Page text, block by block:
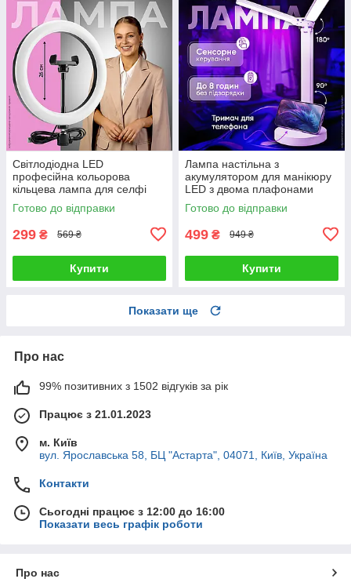
Світлодіодна LED
професійна кольорова
кільцева лампа для селфі
блогерів предметної зйомки
26 см для фото і відео
Готово до відправки
299 ₴ 569 ₴
Купити
Лампа настільна з
акумулятором для манікюру
LED з двома плафонами
підставкою для телефону
сенсорним керуванням 3
Готово до відправки
499 ₴ 949 ₴
Купити
Показати ще
Про нас
99% позитивних з 1502 відгуків за рік
Працює з 21.01.2023
м. Київ
вул. Ярославська 58, БЦ "Астарта", 04071, Київ, Україна
Контакти
Сьогодні працює з 12:00 до 16:00
Показати весь графік роботи
Про нас